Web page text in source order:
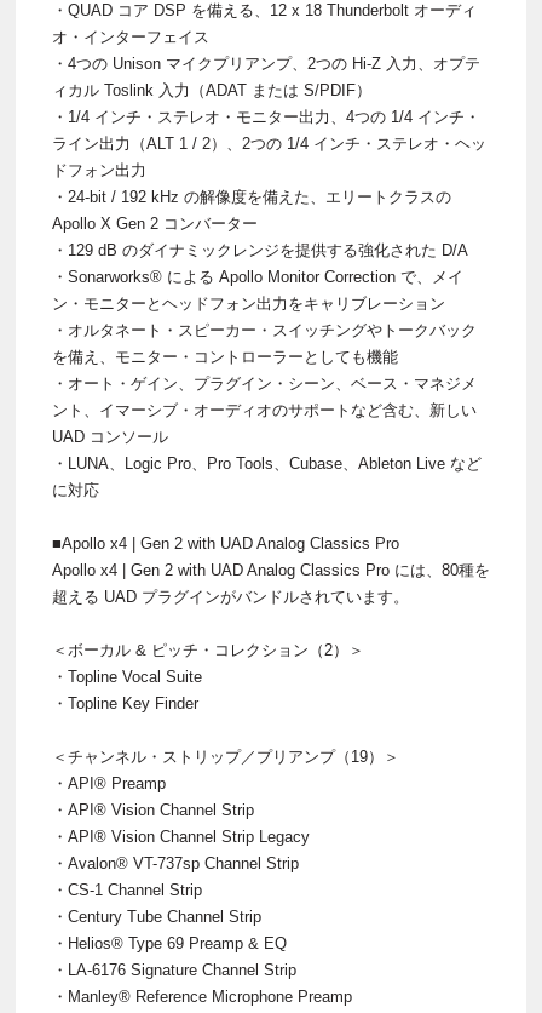
・QUAD コア DSP を備える、12 x 18 Thunderbolt オーディ
オ・インターフェイス
・4つの Unison マイクプリアンプ、2つの Hi-Z 入力、オプテ
ィカル Toslink 入力（ADAT または S/PDIF）
・1/4 インチ・ステレオ・モニター出力、4つの 1/4 インチ・
ライン出力（ALT 1 / 2）、2つの 1/4 インチ・ステレオ・ヘッ
ドフォン出力
・24-bit / 192 kHz の解像度を備えた、エリートクラスの
Apollo X Gen 2 コンバーター
・129 dB のダイナミックレンジを提供する強化された D/A
・Sonarworks® による Apollo Monitor Correction で、メイ
ン・モニターとヘッドフォン出力をキャリブレーション
・オルタネート・スピーカー・スイッチングやトークバック
を備え、モニター・コントローラーとしても機能
・オート・ゲイン、プラグイン・シーン、ベース・マネジメ
ント、イマーシブ・オーディオのサポートなど含む、新しい
UAD コンソール
・LUNA、Logic Pro、Pro Tools、Cubase、Ableton Live など
に対応
■Apollo x4 | Gen 2 with UAD Analog Classics Pro
Apollo x4 | Gen 2 with UAD Analog Classics Pro には、80種を
超える UAD プラグインがバンドルされています。
＜ボーカル & ピッチ・コレクション（2）＞
・Topline Vocal Suite
・Topline Key Finder
＜チャンネル・ストリップ／プリアンプ（19）＞
・API® Preamp
・API® Vision Channel Strip
・API® Vision Channel Strip Legacy
・Avalon® VT-737sp Channel Strip
・CS-1 Channel Strip
・Century Tube Channel Strip
・Helios® Type 69 Preamp & EQ
・LA-6176 Signature Channel Strip
・Manley® Reference Microphone Preamp